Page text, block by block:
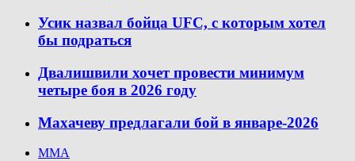
Усик назвал бойца UFC, с которым хотел
бы подраться
Двалишвили хочет провести минимум
четыре боя в 2026 году
Махачеву предлагали бой в январе-2026
ММА